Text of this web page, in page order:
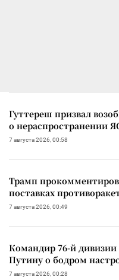
Гуттереш призвал
о нераспространении
7 августа 2026, 00:58
Трамп
поставках
7 августа 2026, 00:49
Командир 76-й
Путину о бодром
7 августа 2026, 00:28